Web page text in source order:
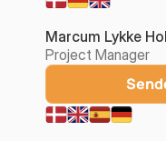
Marcum Lykke
Project Manager